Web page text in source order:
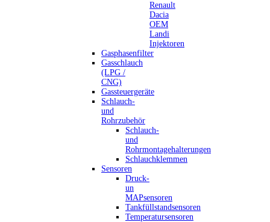
Renault
Dacia
OEM
Landi
Injektoren
Gasphasenfilter
Gasschlauch
(LPG /
CNG)
Gassteuergeräte
Schlauch-
und
Rohrzubehör
Schlauch-
und
Rohrmontagehalterungen
Schlauchklemmen
Sensoren
Druck-
un
MAPsensoren
Tankfüllstandsensoren
Temperatursensoren